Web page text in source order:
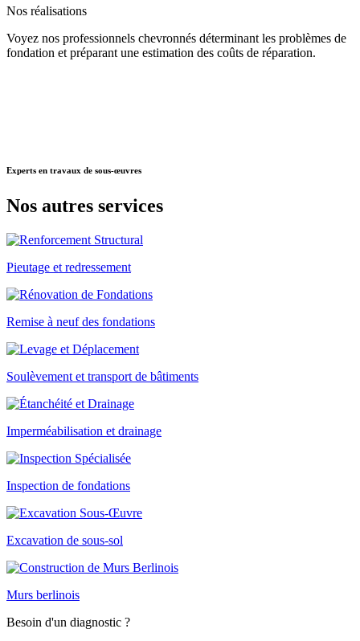
Nos réalisations
Voyez nos professionnels chevronnés déterminant les problèmes de
fondation et préparant une estimation des coûts de réparation.
Experts en travaux de sous-œuvres
Nos autres services
Pieutage et redressement
Remise à neuf des fondations
Soulèvement et transport de bâtiments
Imperméabilisation et drainage
Inspection de fondations
Excavation de sous-sol
Murs berlinois
Besoin d'un diagnostic ?